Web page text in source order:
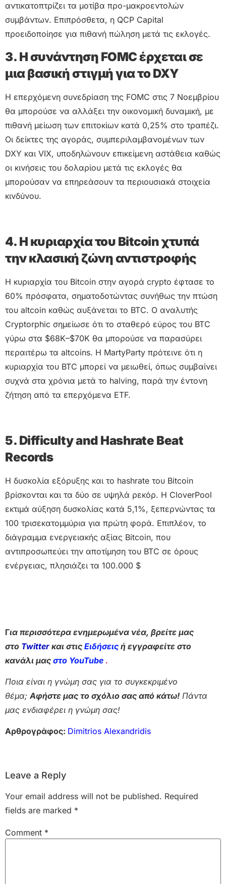
αντικατοπτρίζει τα μοτίβα προ-μακροεντολών
συμβάντων. Επιπρόσθετα, η QCP Capital
προειδοποίησε για πιθανή πώληση μετά τις εκλογές.
3. Η συνάντηση FOMC έρχεται σε
μια βασική στιγμή για το DXY
Η επερχόμενη συνεδρίαση της FOMC στις 7 Νοεμβρίου
θα μπορούσε να αλλάξει την οικονομική δυναμική, με
πιθανή μείωση των επιτοκίων κατά 0,25% στο τραπέζι.
Οι δείκτες της αγοράς, συμπεριλαμβανομένων των
DXY και VIX, υποδηλώνουν επικείμενη αστάθεια καθώς
οι κινήσεις του δολαρίου μετά τις εκλογές θα
μπορούσαν να επηρεάσουν τα περιουσιακά στοιχεία
κινδύνου.
4. Η κυριαρχία του Bitcoin χτυπά
την κλασική ζώνη αντιστροφής
Η κυριαρχία του Bitcoin στην αγορά crypto έφτασε το
60% πρόσφατα, σηματοδοτώντας συνήθως την πτώση
του altcoin καθώς αυξάνεται το BTC. Ο αναλυτής
Cryptorphic σημείωσε ότι το σταθερό εύρος του BTC
γύρω στα $68K–$70K θα μπορούσε να παρασύρει
περαιτέρω τα altcoins. Η MartyParty πρότεινε ότι η
κυριαρχία του BTC μπορεί να μειωθεί, όπως συμβαίνει
συχνά στα χρόνια μετά το halving, παρά την έντονη
ζήτηση από τα επερχόμενα ETF.
5. Difficulty and Hashrate Beat
Records
Η δυσκολία εξόρυξης και το hashrate του Bitcoin
βρίσκονται και τα δύο σε υψηλά ρεκόρ. Η CloverPool
εκτιμά αύξηση δυσκολίας κατά 5,1%, ξεπερνώντας τα
100 τρισεκατομμύρια για πρώτη φορά. Επιπλέον, το
διάγραμμα ενεργειακής αξίας Bitcoin, που
αντιπροσωπεύει την αποτίμηση του BTC σε όρους
ενέργειας, πλησιάζει τα 100.000 $
Για περισσότερα ενημερωμένα νέα, βρείτε μας
στο Twitter και στις Ειδήσεις ή εγγραφείτε στο
κανάλι μας στο YouTube .
Ποια είναι η γνώμη σας για το συγκεκριμένο
θέμα; Αφήστε μας το σχόλιο σας από κάτω! Πάντα
μας ενδιαφέρει η γνώμη σας!
Αρθρογράφος: Dimitrios Alexandridis
Leave a Reply
Your email address will not be published. Required
fields are marked *
Comment *